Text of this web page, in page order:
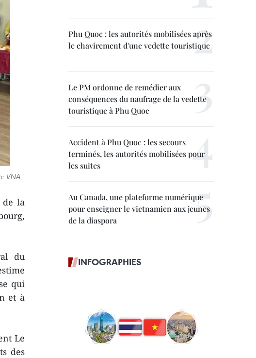
VNA
de la
du
qui
et à
Le
des
Phu Quoc : les autorités mobilisées après
le chavirement d'une vedette touristique
Le PM ordonne de remédier aux
conséquences du naufrage de la vedette
touristique à Phu Quoc
Accident à Phu Quoc : les secours
terminés, les autorités mobilisées pour
les suites
Au Canada, une plateforme numérique
pour enseigner le vietnamien aux jeunes
de la diaspora
INFOGRAPHIES